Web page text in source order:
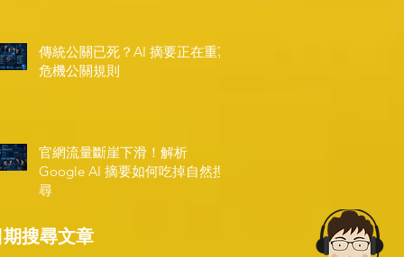
傳統公關已死？AI 摘要正在重寫
危機公關規則
官網流量斷崖下滑！解析
Google AI 摘要如何吃掉自然搜
尋
搜尋文章